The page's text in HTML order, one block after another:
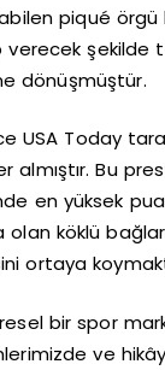
piqué örgü
şekilde
dönüşmüştür.
USA Today
almıştır. Bu
en yüksek
köklü
ortaya
bir spor
ve